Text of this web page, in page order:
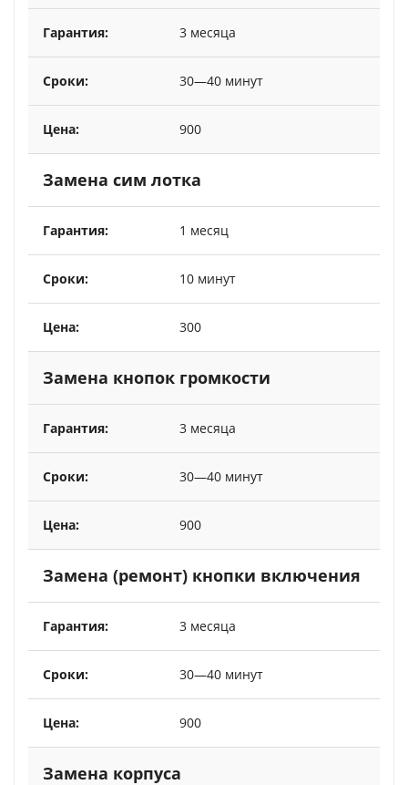
3 месяца
30—40 минут
900
Замена сим лотка
1 месяц
10 минут
300
Замена кнопок громкости
3 месяца
30—40 минут
900
Замена (ремонт) кнопки включения
3 месяца
30—40 минут
900
Замена корпуса